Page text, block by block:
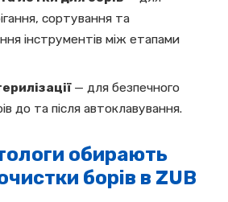
сортування та
інструментів між етапами
— для безпечного
до та після автоклавування.
обирають
борів в ZUB